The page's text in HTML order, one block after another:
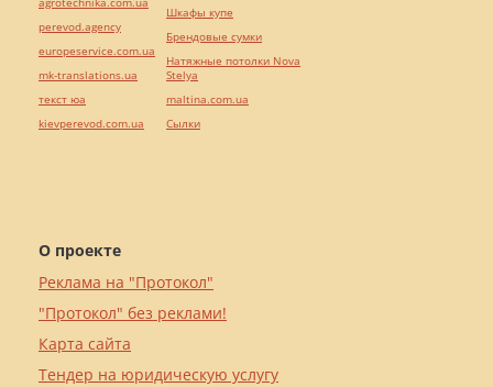
О проекте
Реклама на "Протокол"
"Протокол" без реклами!
Карта сайта
Тендер на юридическую услугу
perevod.agency
europeservice.com.ua
mk-translations.ua
текст юа
kievperevod.com.ua
Шкафы купе
Брендовые сумки
Натяжные потолки Nova
Stelya
maltina.com.ua
Cылки